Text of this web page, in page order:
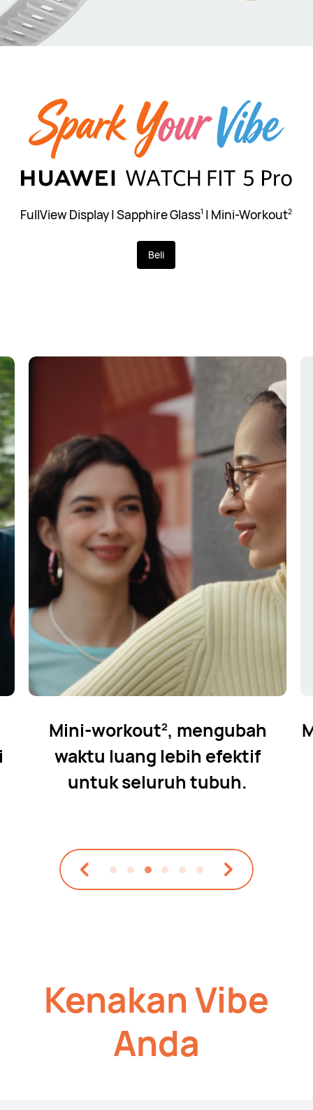
FullView Display | Sapphire Glass1 | Mini-Workout2
Beli
Mini-workout2, mengubah
waktu luang lebih efektif
untuk seluruh tubuh.
Kenakan Vibe
Anda